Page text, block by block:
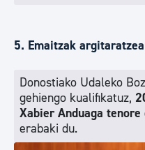
5. Emaitzak argitaratzea
Donostiako Udaleko
gehiengo kualifikatuz,
Xabier Anduaga
erabaki du.